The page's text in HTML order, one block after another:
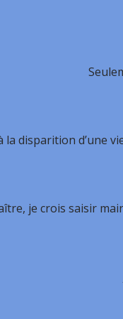
la disparition d’une
je crois saisir